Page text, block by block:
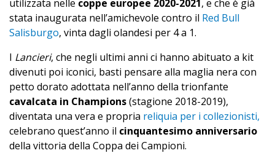
utilizzata nelle coppe europee 2020-2021, e che è già
stata inaugurata nell’amichevole contro il Red Bull
Salisburgo, vinta dagli olandesi per 4 a 1.
I Lancieri, che negli ultimi anni ci hanno abituato a kit
divenuti poi iconici, basti pensare alla maglia nera con
petto dorato adottata nell’anno della trionfante
cavalcata in Champions(stagione 2018-2019),
diventata una vera e propria reliquia per i collezionisti,
celebrano quest’anno il cinquantesimo anniversario
della vittoria della Coppa dei Campioni.